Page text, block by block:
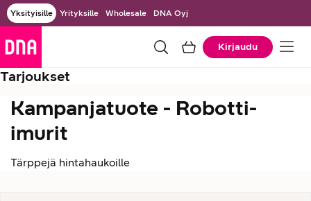
Yksityisille Yrityksille Wholesale DNA Oyj
Kirjaudu
Tarjoukset
Kampanjatuote - Robotti-
imurit
Tärppejä hintahaukoille